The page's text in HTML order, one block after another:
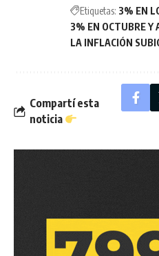
Etiquetas: 3% EN
3% EN OCTUBRE Y
LA INFLACIÓN
Compartí esta
noticia